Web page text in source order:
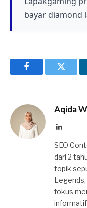
bayar diamond
FacebookTwitter
Aqida
LinkedIn
SEO
dari 2
topik
Legends,
fokus
informatif